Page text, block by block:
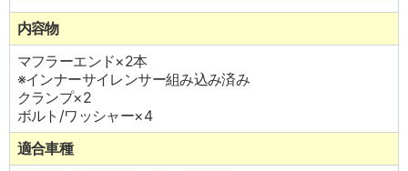
内容物
マフラーエンド×2本
※インナーサイレンサー組み込み済み
クランプ×2
ボルト/ワッシャー×4
適合車種